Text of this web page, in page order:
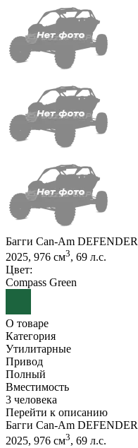
Багги Can-Am
2025, 976 см3, 69 л.с.
Цвет:
Compass Green
О товаре
Категория
Утилитарные
Привод
Полный
Вместимость
3 человека
Перейти к описанию
Багги Can-Am
2025, 976 см3, 69 л.с.